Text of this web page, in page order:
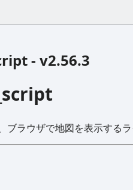
- v2.56.3
ラウザで地図を表示するラ